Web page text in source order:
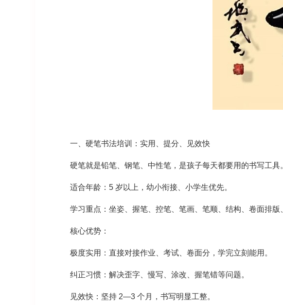
一、硬笔书法培训：实用、提分、见效快
硬笔就是铅笔、钢笔、中性笔，是孩子每天都要用的书写工具
适合年龄：5 岁以上，幼小衔接、小学生优先。
学习重点：坐姿、握笔、控笔、笔画、笔顺、结构、卷面排版
核心优势：
极度实用：直接对接作业、考试、卷面分，学完立刻能用。
纠正习惯：解决歪字、慢写、涂改、握笔错等问题。
见效快：坚持 2—3 个月，书写明显工整。